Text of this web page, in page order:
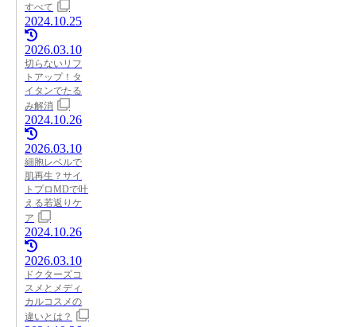
すべて
2024.10.25
2026.03.10
切らないリフ
トアップ！タ
イタンでたる
み解消
2024.10.26
2026.03.10
細胞レベルで
肌再生？サイ
トプロMDで叶
える若返りケ
ア
2024.10.26
2026.03.10
ドクターズコ
スメとメディ
カルコスメの
違いとは？